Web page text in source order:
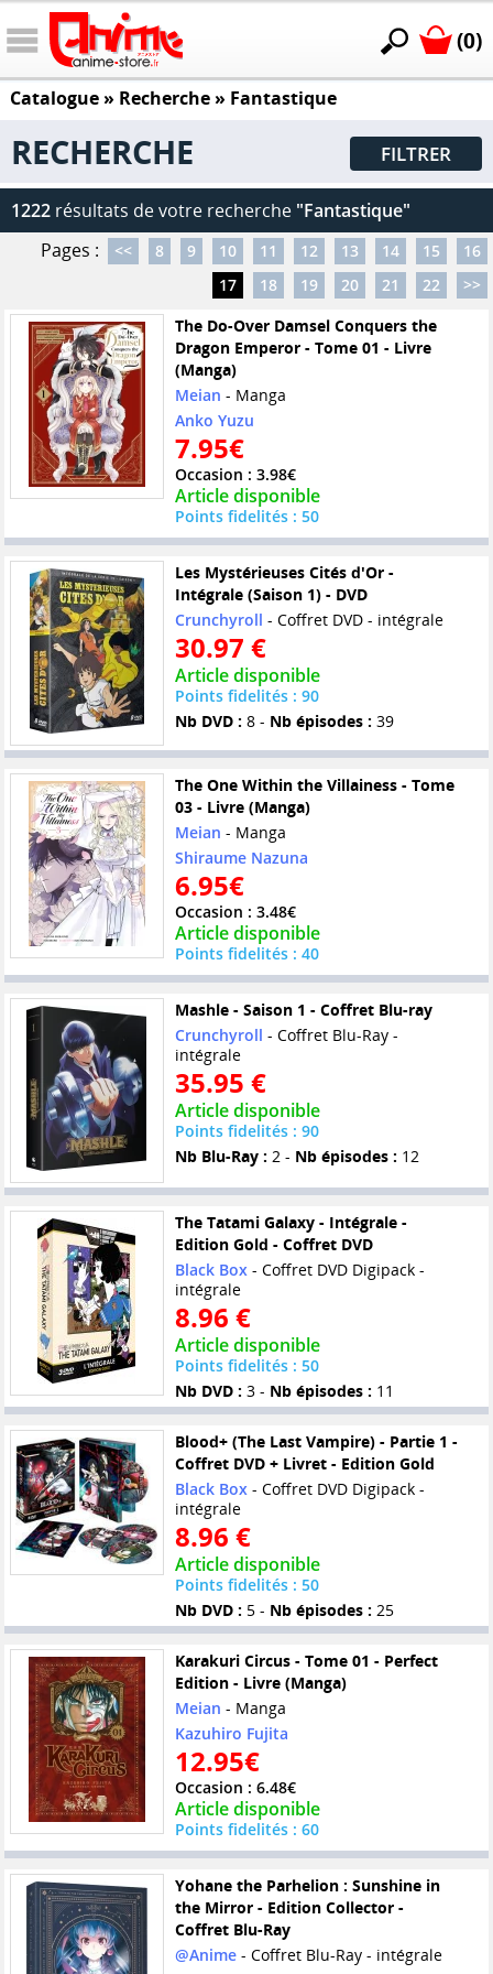
(0)
Catalogue» Recherche » Fantastique
RECHERCHE FILTRER
1222 résultats de votre recherche "Fantastique"
Pages :
<< 8 9 10 11 12 13 14 15
16
17
18 19 20 21 22
>>
The Do-Over Damsel Conquers the
Dragon Emperor - Tome 01 - Livre
(Manga)
Meian - Manga
Anko Yuzu
7.95€
Occasion : 3.98€
Article disponible
Points fidelités : 50
Les Mystérieuses Cités d'Or -
Intégrale (Saison 1) - DVD
Crunchyroll - Coffret DVD - intégrale
30.97 €
Article disponible
Points fidelités : 90
Nb DVD : 8 - Nb épisodes : 39
The One Within the Villainess - Tome
03 - Livre (Manga)
Meian - Manga
Shiraume Nazuna
6.95€
Occasion : 3.48€
Article disponible
Points fidelités : 40
Mashle - Saison 1 - Coffret Blu-ray
Crunchyroll - Coffret Blu-Ray -
intégrale
35.95 €
Article disponible
Points fidelités : 90
Nb Blu-Ray : 2 - Nb épisodes : 12
The Tatami Galaxy - Intégrale -
Edition Gold - Coffret DVD
Black Box- Coffret DVD Digipack -
intégrale
8.96 €
Article disponible
Points fidelités : 50
Nb DVD : 3 - Nb épisodes : 11
Blood+ (The Last Vampire) - Partie 1 -
Coffret DVD + Livret - Edition Gold
Black Box- Coffret DVD Digipack -
intégrale
8.96 €
Article disponible
Points fidelités : 50
Nb DVD : 5 - Nb épisodes : 25
Karakuri Circus - Tome 01 - Perfect
Edition - Livre (Manga)
Meian - Manga
Kazuhiro Fujita
12.95€
Occasion : 6.48€
Article disponible
Points fidelités : 60
Yohane the Parhelion : Sunshine in
the Mirror - Edition Collector -
Coffret Blu-Ray
@Anime- Coffret Blu-Ray - intégrale